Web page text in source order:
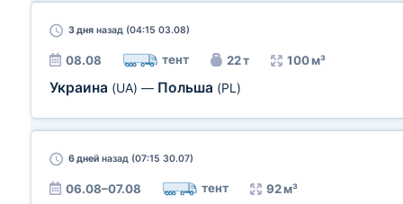
3 дня назад (04:15 03.08)
08.08 тент 22 т 100 м³
Украина (UA) — Польша (PL)
6 дней назад (07:15 30.07)
06.08–07.08 тент 92 м³